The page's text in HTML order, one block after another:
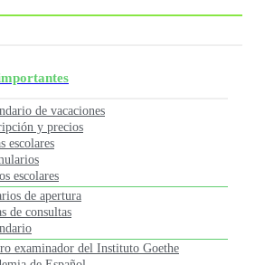
de vacaciones
y precios
escolares
escolares
de apertura
de consultas
examinador del Instituto Goethe